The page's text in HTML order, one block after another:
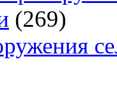
(269)